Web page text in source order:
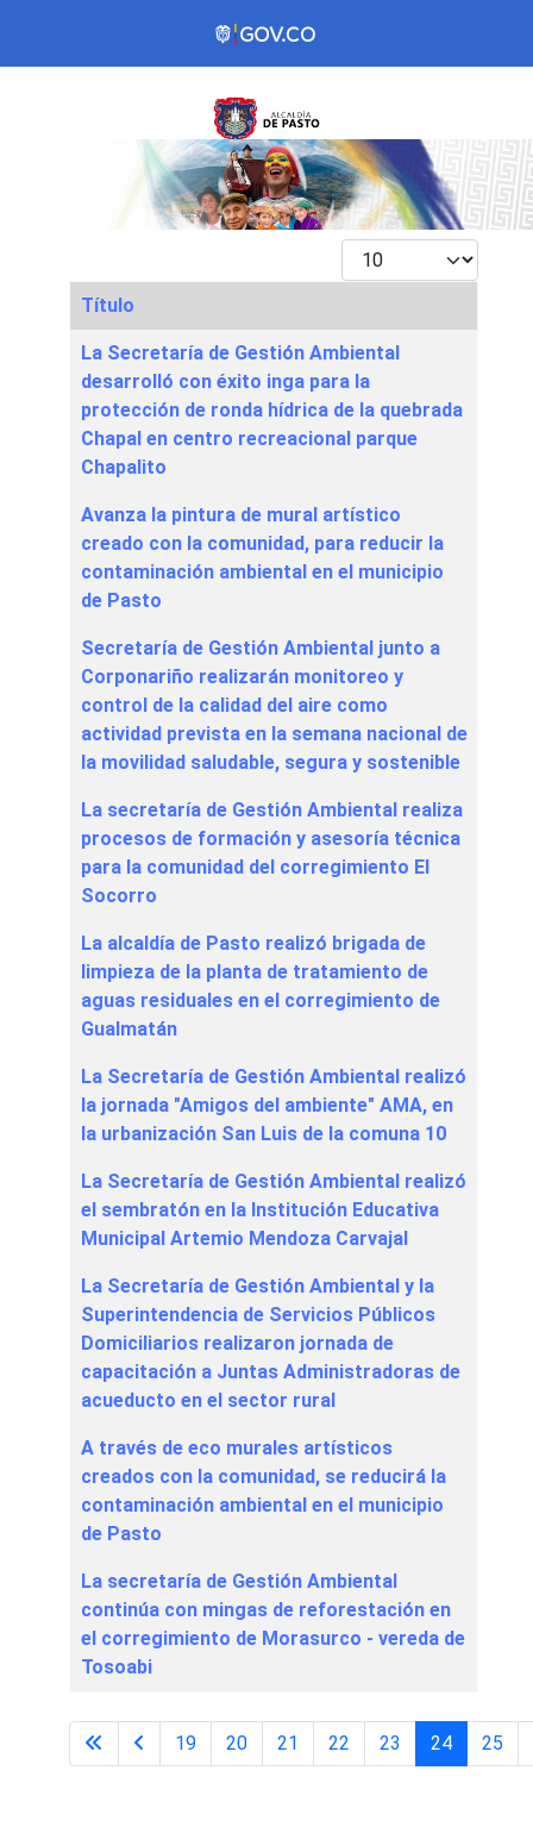
Mostrar #
Articles
Título
La Secretaría de Gestión Ambiental
desarrolló con éxito inga para la
protección de ronda hídrica de la quebrada
Chapal en centro recreacional parque
Chapalito
Avanza la pintura de mural artístico
creado con la comunidad, para reducir la
contaminación ambiental en el municipio
de Pasto
Secretaría de Gestión Ambiental junto a
Corponariño realizarán monitoreo y
control de la calidad del aire como
actividad prevista en la semana nacional de
la movilidad saludable, segura y sostenible
La secretaría de Gestión Ambiental realiza
procesos de formación y asesoría técnica
para la comunidad del corregimiento El
Socorro
La alcaldía de Pasto realizó brigada de
limpieza de la planta de tratamiento de
aguas residuales en el corregimiento de
Gualmatán
La Secretaría de Gestión Ambiental realizó
la jornada "Amigos del ambiente" AMA, en
la urbanización San Luis de la comuna 10
La Secretaría de Gestión Ambiental realizó
el sembratón en la Institución Educativa
Municipal Artemio Mendoza Carvajal
La Secretaría de Gestión Ambiental y la
Superintendencia de Servicios Públicos
Domiciliarios realizaron jornada de
capacitación a Juntas Administradoras de
acueducto en el sector rural
A través de eco murales artísticos
creados con la comunidad, se reducirá la
contaminación ambiental en el municipio
de Pasto
La secretaría de Gestión Ambiental
continúa con mingas de reforestación en
el corregimiento de Morasurco - vereda de
Tosoabi
Página 24 de 31
19 20 21 22 23 24 25